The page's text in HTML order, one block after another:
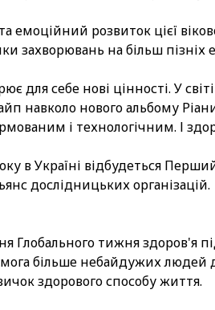
емоційний розвиток цієї
захворювань на більш пізніх
для себе нові цінності. У
навколо нового альбому
і технологічним. І
в Україні відбудеться
дослідницьких організацій.
Глобального тижня здоров'я
більше небайдужих людей
здорового способу життя.